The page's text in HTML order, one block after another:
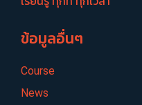
ข้อมูลอื่นๆ
Course
News